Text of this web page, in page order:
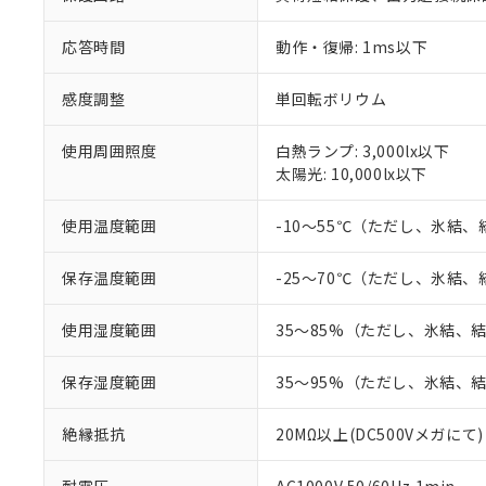
応答時間 動作・復帰: 1ms以下
感度調整 単回転ボリウム
使用周囲照度
白熱ランプ: 3,000lx以下
太陽光: 10,000lx以下
使用温度範囲 -10～55℃（ただし、氷結、
保存温度範囲 -25～70℃（ただし、氷結、
使用湿度範囲 35～85%（ただし、氷結、結
保存湿度範囲 35～95%（ただし、氷結、結
絶縁抵抗 20MΩ以上(DC500Vメガにて)
以下の条件をお読
在庫状況お
のであり、
い。
正式な納期
当社販売員に
在庫状況お
す。
ている必要
お客様が当
が、当社の
さい。
※当社の共同
いる法人を指
があります。
鉛(Pb) 1000ppm以下、
六価クロム(Cr(Ⅵ))
フタル酸ビス(2-エチ
ル（DBP） 1000ppm
但し、RoHS指令で産業
フタル酸エステル類の
※2 対応予定月
部品在庫の切り替
※3 非含有証明
下記の非含有証明
51物質の非含有証
「×」：最大均質
「－」：未確認で
*中国RoHS10物質の基
Cr(Ⅵ)(六価クロム) :
DBP(フタル酸ジブチ
DEHP(フタル酸ビス(2-
※2 環境保護使
「10」：通常の
味します。
ます。
当社は貴社
置等に一切
当社は、貴
また当社は
たしません。
記
号
○ 一定数以
△ 一定数
－
在庫な
機器販
空
白
受注生